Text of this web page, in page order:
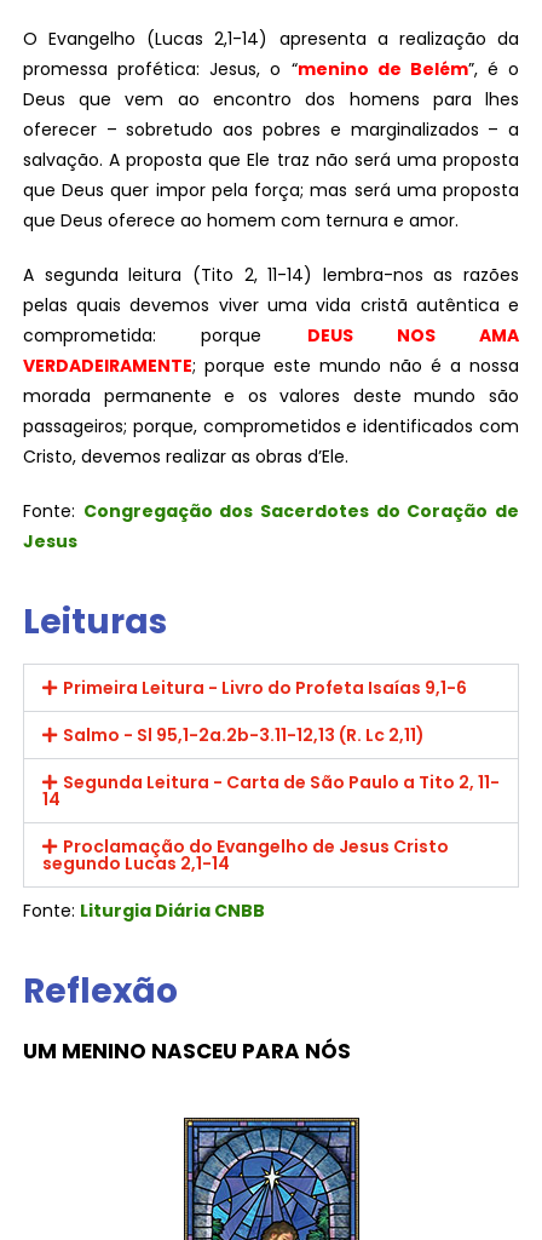
O Evangelho (Lucas 2,1-14) apresenta a realização da
promessa profética: Jesus, o “menino de Belém”, é o
Deus que vem ao encontro dos homens para lhes
oferecer – sobretudo aos pobres e marginalizados – a
salvação. A proposta que Ele traz não será uma proposta
que Deus quer impor pela força; mas será uma proposta
que Deus oferece ao homem com ternura e amor.
A segunda leitura (Tito 2, 11-14) lembra-nos as razões
pelas quais devemos viver uma vida cristã autêntica e
comprometida: porque DEUS NOS AMA
VERDADEIRAMENTE; porque este mundo não é a nossa
morada permanente e os valores deste mundo são
passageiros; porque, comprometidos e identificados com
Cristo, devemos realizar as obras d’Ele.
Fonte: Congregação dos Sacerdotes do Coração de
Jesus
Leituras
Primeira Leitura - Livro do Profeta Isaías 9,1-6
Salmo - Sl 95,1-2a.2b-3.11-12,13 (R. Lc 2,11)
Segunda Leitura - Carta de São Paulo a Tito 2, 11-
14
Proclamação do Evangelho de Jesus Cristo
segundo Lucas 2,1-14
Fonte: Liturgia Diária CNBB
Reflexão
UM MENINO NASCEU PARA NÓS